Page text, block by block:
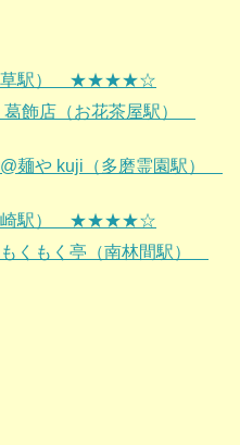
浅草駅） ★★★★☆
葛飾店（お花茶屋駅）
麺や kuji（多磨霊園駅）
川崎駅） ★★★★☆
くもく亭（南林間駅）